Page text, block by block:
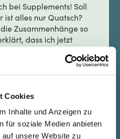
Cookies
Inhalte und Anzeigen zu
für soziale Medien anbieten
unsere Website zu
bei Supplements! Soll
ist alles nur Quatsch?
Zusammenhänge so
dass ich jetzt
macht… und was nicht.